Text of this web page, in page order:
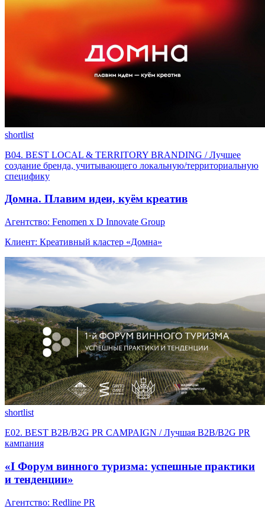
shortlist
B04. BEST LOCAL & TERRITORY BRANDING / Лучшее
создание бренда, учитывающего локальную/территориальную
специфику
Домна. Плавим идеи, куём креатив
Агентство: Fenomen x D Innovate Group
Клиент: Креативный кластер «Домна»
shortlist
E02. BEST B2B/B2G PR CAMPAIGN / Лучшая B2B/B2G PR
кампания
«I Форум винного туризма: успешные практики
и тенденции»
Агентство: Redline PR